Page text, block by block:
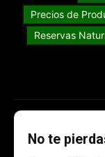
Precios de
Reservas
No te